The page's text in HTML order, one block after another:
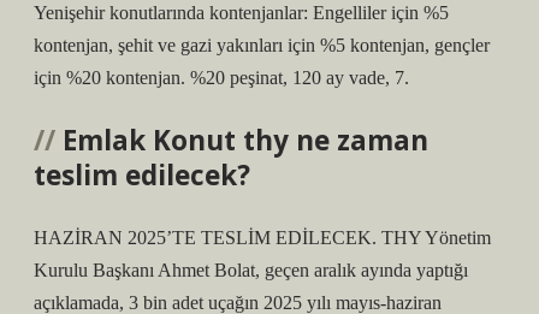
Yenişehir konutlarında kontenjanlar: Engelliler için %5
kontenjan, şehit ve gazi yakınları için %5 kontenjan, gençler
için %20 kontenjan. %20 peşinat, 120 ay vade, 7.
Emlak Konut thy ne zaman
teslim edilecek?
HAZİRAN 2025’TE TESLİM EDİLECEK. THY Yönetim
Kurulu Başkanı Ahmet Bolat, geçen aralık ayında yaptığı
açıklamada, 3 bin adet uçağın 2025 yılı mayıs-haziran